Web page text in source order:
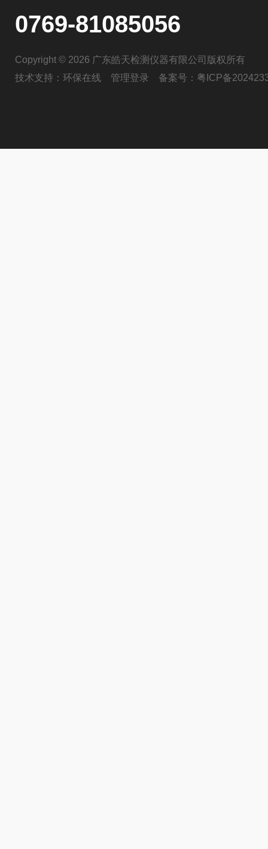
0769-81085056
Copyright © 2026 广东皓天检测仪器有限公司版权所有
技术支持： 环保在线 管理登录 备案号： 粤ICP备